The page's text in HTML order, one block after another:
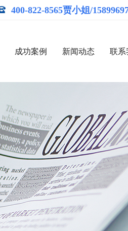
400-822-8565贾小姐/
成功案例 新闻动态 联系